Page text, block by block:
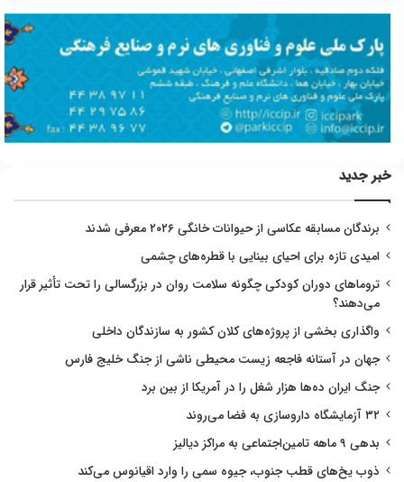
خبر جدید
برندگان مسابقه عکاسی از حیوانات خانگی ۲۰۲۶ معرفی شدند
امیدی تازه برای احیای بینایی با قطره‌های چشمی
تروماهای دوران کودکی چگونه سلامت روان در بزرگسالی را تحت تأثیر قرار
می‌دهند؟
واگذاری بخشی از پروژه‌های کلان کشور به سازندگان داخلی
جهان در آستانه فاجعه زیست محیطی ناشی از جنگ خلیج فارس
جنگ ایران ده‌ها هزار شغل را در آمریکا از بین برد
۳۲ آزمایشگاه داروسازی به فضا می‌روند
بدهی ۹ ماهه تامین‌اجتماعی به مراکز دیالیز
ذوب یخ‌های قطب جنوب، جیوه سمی را وارد اقیانوس می‌کند